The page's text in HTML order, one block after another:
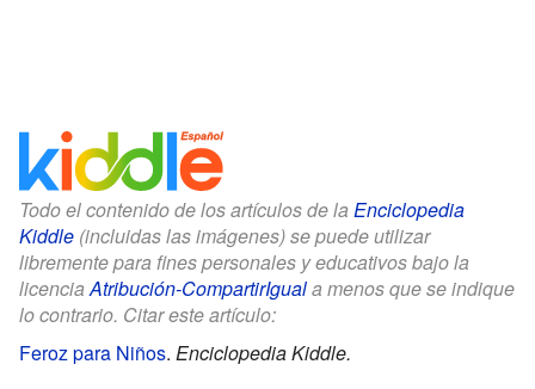
Todo el contenido de los artículos de la Enciclopedia
Kiddle (incluidas las imágenes) se puede utilizar
libremente para fines personales y educativos bajo la
licenciaAtribución-CompartirIguala menos que se indique
lo contrario. Citar este artículo:
Feroz para Niños. Enciclopedia Kiddle.